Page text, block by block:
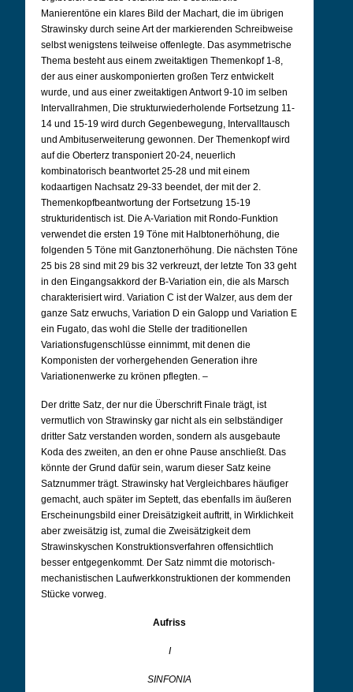
Manierentöne ein klares Bild der Machart, die im übrigen
Strawinsky durch seine Art der markierenden Schreibweise
selbst wenigstens teilweise offenlegte. Das asymmetrische
Thema besteht aus einem zweitaktigen Themenkopf 1-8,
der aus einer auskomponierten großen Terz entwickelt
wurde, und aus einer zweitaktigen Antwort 9-10 im selben
Intervallrahmen, Die strukturwiederholende Fortsetzung 11-
14 und 15-19 wird durch Gegenbewegung, Intervalltausch
und Ambituserweiterung gewonnen. Der Themenkopf wird
auf die Oberterz transponiert 20-24, neuerlich
kombinatorisch beantwortet 25-28 und mit einem
kodaartigen Nachsatz 29-33 beendet, der mit der 2.
Themenkopfbeantwortung der Fortsetzung 15-19
strukturidentisch ist. Die A-Variation mit Rondo-Funktion
verwendet die ersten 19 Töne mit Halbtonerhöhung, die
folgenden 5 Töne mit Ganztonerhöhung. Die nächsten Töne
25 bis 28 sind mit 29 bis 32 verkreuzt, der letzte Ton 33 geht
in den Eingangsakkord der B-Variation ein, die als Marsch
charakterisiert wird. Variation C ist der Walzer, aus dem der
ganze Satz erwuchs, Variation D ein Galopp und Variation E
ein Fugato, das wohl die Stelle der traditionellen
Variationsfugenschlüsse einnimmt, mit denen die
Komponisten der vorhergehenden Generation ihre
Variationenwerke zu krönen pflegten. –
Der dritte Satz, der nur die Überschrift Finale trägt, ist
vermutlich von Strawinsky gar nicht als ein selbständiger
dritter Satz verstanden worden, sondern als ausgebaute
Koda des zweiten, an den er ohne Pause anschließt. Das
könnte der Grund dafür sein, warum dieser Satz keine
Satznummer trägt. Strawinsky hat Vergleichbares häufiger
gemacht, auch später im Septett, das ebenfalls im äußeren
Erscheinungsbild einer Dreisätzigkeit auftritt, in Wirklichkeit
aber zweisätzig ist, zumal die Zweisätzigkeit dem
Strawinskyschen Konstruktionsverfahren offensichtlich
besser entgegenkommt. Der Satz nimmt die motorisch-
mechanistischen Laufwerkkonstruktionen der kommenden
Stücke vorweg.
Aufriss
I
SINFONIA